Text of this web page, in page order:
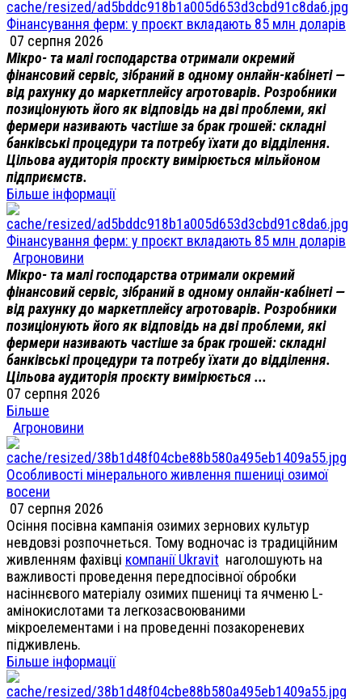
Фінансування ферм: у проєкт вкладають 85 млн доларів
07 серпня 2026
Мікро- та малі господарства отримали окремий
фінансовий сервіс, зібраний в одному онлайн-кабінеті —
від рахунку до маркетплейсу агротоварів. Розробники
позиціонують його як відповідь на дві проблеми, які
фермери називають частіше за брак грошей: складні
банківські процедури та потребу їхати до відділення.
Цільова аудиторія проєкту вимірюється мільйоном
підприємств.
Більше інформації
Фінансування ферм: у проєкт вкладають 85 млн доларів
Агроновини
Мікро- та малі господарства отримали окремий
фінансовий сервіс, зібраний в одному онлайн-кабінеті —
від рахунку до маркетплейсу агротоварів. Розробники
позиціонують його як відповідь на дві проблеми, які
фермери називають частіше за брак грошей: складні
банківські процедури та потребу їхати до відділення.
Цільова аудиторія проєкту вимірюється ...
07 серпня 2026
Більше
Агроновини
Особливості мінерального живлення пшениці озимої
восени
07 серпня 2026
Осіння посівна кампанія озимих зернових культур
невдовзі розпочнеться. Тому водночас із традиційним
живленням фахівці компанії Ukravit наголошують на
важливості проведення передпосівної обробки
насіннєвого матеріалу озимих пшениці та ячменю L-
амінокислотами та легкозасвоюваними
мікроелементами і на проведенні позакореневих
підживлень.
Більше інформації